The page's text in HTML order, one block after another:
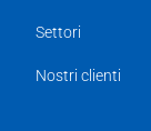
Settori
Nostri clienti